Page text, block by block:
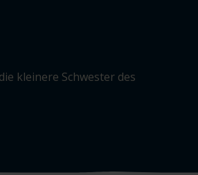
kleinere Schwester des